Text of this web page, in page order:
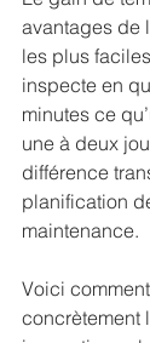
avantages de
les plus
inspecte en
minutes ce
une à deux
différence
planification
maintenance.
Voici
concrètement